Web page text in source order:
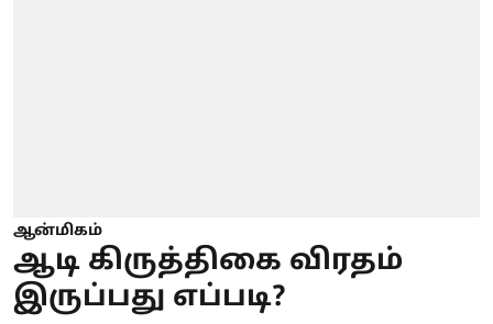
ஆன்மிகம்
ஆடி கிருத்திகை விரதம்
இருப்பது எப்படி?